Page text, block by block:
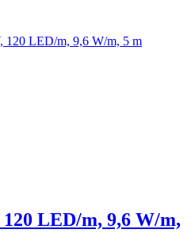
LED/m, 9,6 W/m,